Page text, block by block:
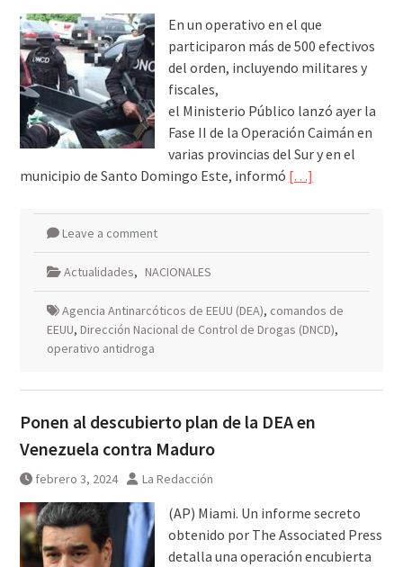
En un operativo en el que
participaron más de 500 efectivos
del orden, incluyendo militares y
fiscales,
el Ministerio Público lanzó ayer la
Fase II de la Operación Caimán en
varias provincias del Sur y en el
municipio de Santo Domingo Este, informó […]
Leave a comment
Actualidades, NACIONALES
Agencia Antinarcóticos de EEUU (DEA), comandos de
EEUU, Dirección Nacional de Control de Drogas (DNCD),
operativo antidroga
Ponen al descubierto plan de la DEA en
Venezuela contra Maduro
febrero 3, 2024 La Redacción
(AP) Miami. Un informe secreto
obtenido por The Associated Press
detalla una operación encubierta